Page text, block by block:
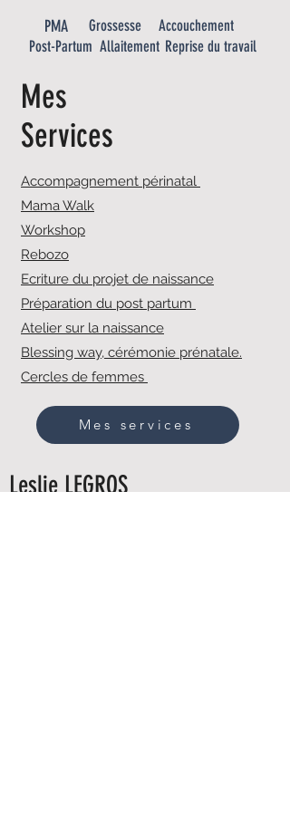
PMA Grossesse
Accouchement
Post-Partum Allaitement Reprise du travail
Mes
Services
Accompagnement périnatal
Mama Walk
Workshop
Rebozo
Ecriture du projet de naissance
Préparation du post partum
Atelier sur la naissance
Blessing way, cérémonie prénatale.
Cercles de femmes
Mes services
Leslie LEGROS